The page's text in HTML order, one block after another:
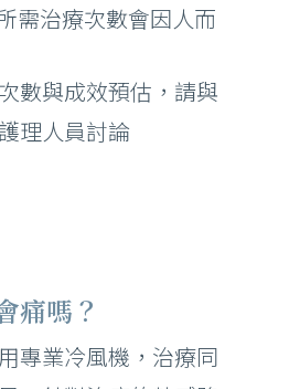
需治療次數會因人而
數與成效預估，請與
理人員討論
痛嗎？
專業冷風機，治療同